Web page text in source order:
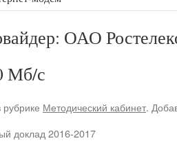
ОАО
Мб/с
Методический кабинет.
доклад 2016-2017